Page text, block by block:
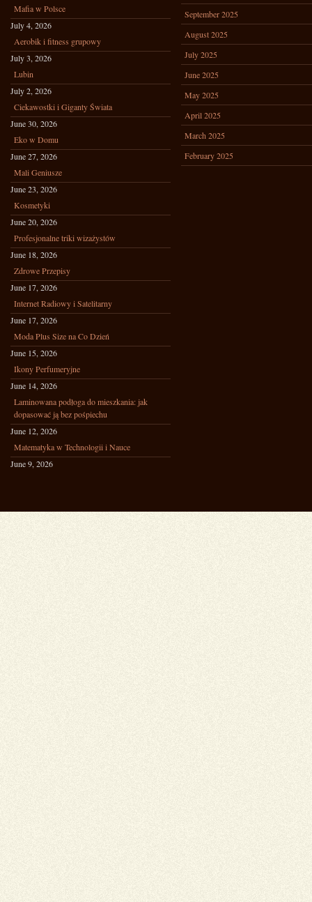
Mafia w Polsce
July 4, 2026
Aerobik i fitness grupowy
July 3, 2026
Lubin
July 2, 2026
Ciekawostki i Giganty Świata
June 30, 2026
Eko w Domu
June 27, 2026
Mali Geniusze
June 23, 2026
Kosmetyki
June 20, 2026
Profesjonalne triki wizażystów
June 18, 2026
Zdrowe Przepisy
June 17, 2026
Internet Radiowy i Satelitarny
June 17, 2026
Moda Plus Size na Co Dzień
June 15, 2026
Ikony Perfumeryjne
June 14, 2026
Laminowana podłoga do mieszkania: jak
dopasować ją bez pośpiechu
June 12, 2026
Matematyka w Technologii i Nauce
June 9, 2026
September 2025
August 2025
July 2025
June 2025
May 2025
April 2025
March 2025
February 2025